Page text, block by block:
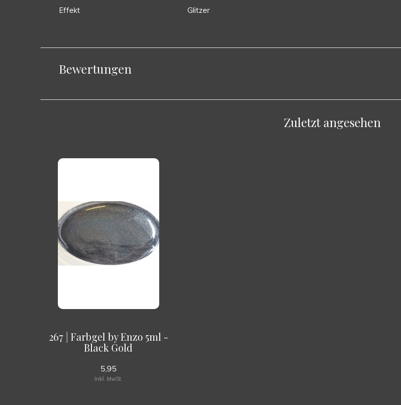
Effekt Glitzer
Bewertungen
Zuletzt angesehen
267 | Farbgel by Enzo 5ml -
Black Gold
5,95
Inkl. MwSt.